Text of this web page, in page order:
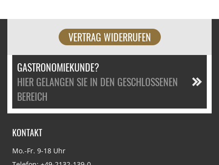
VERTRAG WIDERRUFEN
GASTRONOMIEKUNDE?
HIER GELANGEN SIE IN DEN GESCHLOSSENEN
BEREICH
KONTAKT
Mo.-Fr. 9-18 Uhr